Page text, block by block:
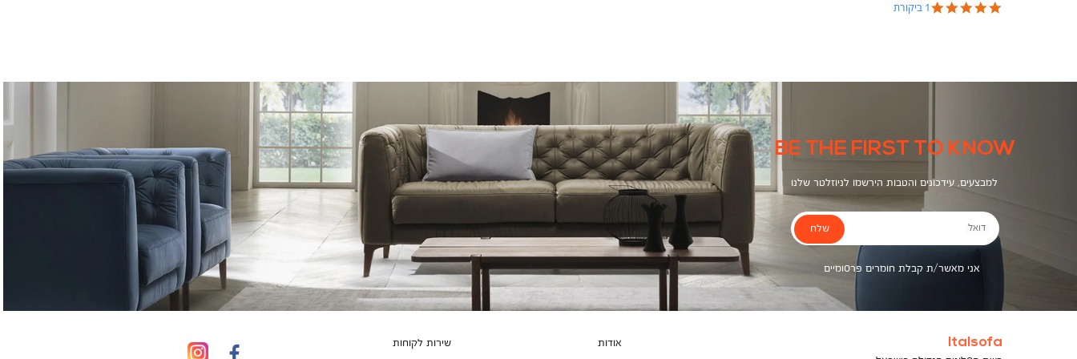
5.01 ביקורת
BE THE FIRST TO KNOW
למבצעים, עידכונים והטבות הירשמו לניוזלטר שלנו
דואל
אני מאשר/ת קבלת חומרים פרסומיים
שלח
Italsofa אודות שירות לקוחות